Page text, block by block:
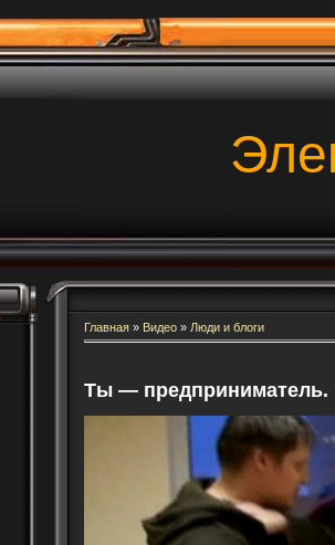
Главная» Видео» Люди и блоги
Ты — предприниматель.